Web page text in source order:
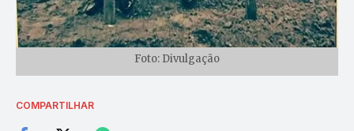
Foto: Divulgação
COMPARTILHAR